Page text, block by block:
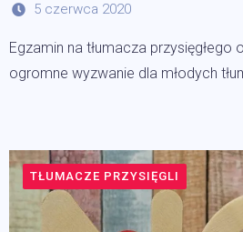
5 czerwca 2020
Egzamin na tłumacza przysięgłego
ogromne wyzwanie dla młodych
TŁUMACZE PRZYSIĘGLI